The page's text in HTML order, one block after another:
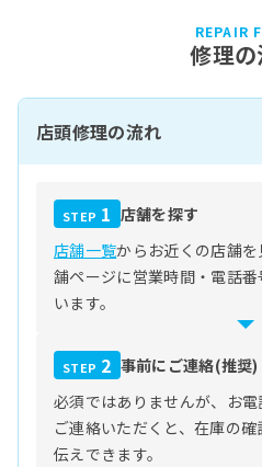
REPAIR
修理
店頭修理の流れ
STEP 1 店舗を探す
店舗一覧からお近くの店舗
舗ページに営業時間・電話
います。
STEP 2 事前にご連絡(推奨)
必須ではありませんが、お
ご連絡いただくと、在庫の
伝えできます。